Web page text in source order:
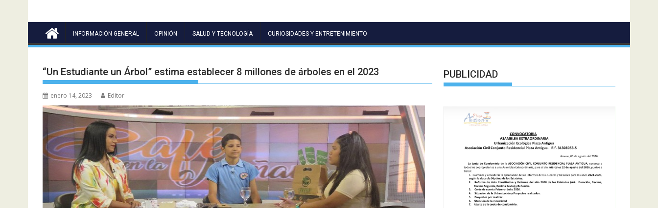
INFORMACIÓN GENERAL OPINIÓN SALUD Y TECNOLOGÍA CURIOSIDADES Y ENTRETENIMIENTO
“Un Estudiante un Árbol” estima establecer 8 millones de árboles en el 2023
enero 14, 2023 Editor
PUBLICIDAD